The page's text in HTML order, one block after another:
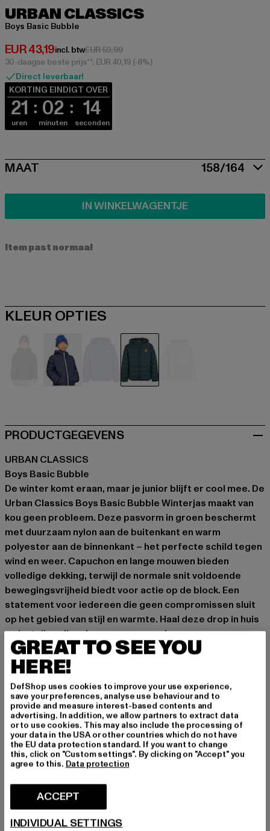
URBAN CLASSICS
Boys Basic Bubble
EUR 43,19
Huidige prijs: EUR 43,19
incl. btwEUR 59,99Actieprijs: EUR 59,99
30-daagse beste prijs**: EUR 40,19 (-8%)
Direct leverbaar!
KORTING EINDIGT OVER
21
uren
02
minuten
13
seconden
SIZE
MAAT 158/164
IN WINKELWAGENTJE
Item past normaal
KLEUR OPTIES
PRODUCTGEGEVENS
URBAN CLASSICS
Boys Basic Bubble
De winter komt eraan, maar je junior blijft er cool mee. De
Urban Classics Boys Basic Bubble Winterjas maakt van
kou geen probleem. Deze pasvorm in groen beschermt
met duurzaam nylon aan de buitenkant en warm
polyester aan de binnenkant – het perfecte schild tegen
wind en weer. Capuchon en lange mouwen bieden
volledige dekking, terwijl de normale snit voldoende
bewegingsvrijheid biedt voor actie op de block. Een
statement voor iedereen die geen compromissen sluit
op het gebied van stijl en warmte. Haal deze drop in huis
en laat die grijze dagen maar overslaan.
Gelegenheid: Alledaags, Comfortabel, Basis
Halslijn: Kap
Type huls: Lange mouw
Soorten sluitingen: Rits
Details: Merklogo, Binnenzakken, Steekzak
Cut: Regelmatig
Merk: Urban Classics
Kategori: Winter Jackets
Kleur: grün
Kleur fabrikant: bottlegreen
Materiële samenstelling: 100% Nylon, 100% Polyester
Art.Nr: UCK863-02245
GREAT TO SEE YOU
HERE!
DefShop uses cookies to improve your use experience,
save your preferences, analyse use behaviour and to
provide and measure interest-based contents and
advertising. In addition, we allow partners to extract data
or to use cookies. This may also include the processing of
your data in the USA or other countries which do not have
the EU data protection standard. If you want to change
this, click on "Custom settings". By clicking on "Accept" you
agree to this. Data protection
ACCEPT
INDIVIDUAL SETTINGS